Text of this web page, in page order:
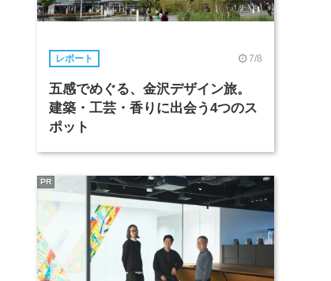
レポート 7/8
五感でめぐる、金沢デザイン旅。
建築・工芸・香りに出会う4つのス
ポット
PR